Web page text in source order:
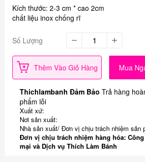
Kích thước: 2-3 cm * cao 2cm
chất liệu inox chống rĩ
Số Lượng
Thêm Vào Giỏ Hàng Mua
Thichlambanh Đảm Bảo Trả hàng
phẩm lỗi
Xuất xứ:
Nơi sản xuất:
Nhà sản xuất/ Đơn vị chịu trách nhiệm sản
Đơn vị chịu trách nhiệm hàng hóa:
mại và Dịch vụ Thích Làm Bánh